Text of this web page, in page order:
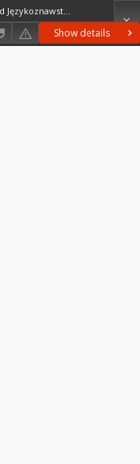
Show details
Zakład Językoznawstwa PAN w Warszawie